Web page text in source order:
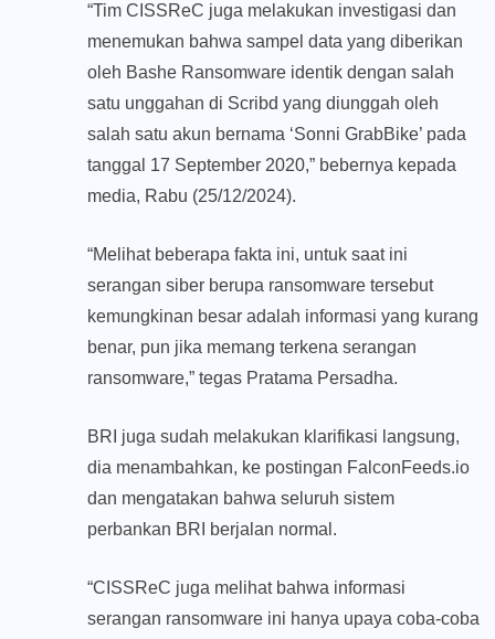
“Tim CISSReC juga melakukan investigasi dan
menemukan bahwa sampel data yang diberikan
oleh Bashe Ransomware identik dengan salah
satu unggahan di Scribd yang diunggah oleh
salah satu akun bernama ‘Sonni GrabBike’ pada
tanggal 17 September 2020,” bebernya kepada
media, Rabu (25/12/2024).
“Melihat beberapa fakta ini, untuk saat ini
serangan siber berupa ransomware tersebut
kemungkinan besar adalah informasi yang kurang
benar, pun jika memang terkena serangan
ransomware,” tegas Pratama Persadha.
BRI juga sudah melakukan klarifikasi langsung,
dia menambahkan, ke postingan FalconFeeds.io
dan mengatakan bahwa seluruh sistem
perbankan BRI berjalan normal.
“CISSReC juga melihat bahwa informasi
serangan ransomware ini hanya upaya coba-coba